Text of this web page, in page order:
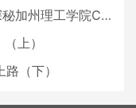
院Caltech博士生活 [上集]
上）
（下）